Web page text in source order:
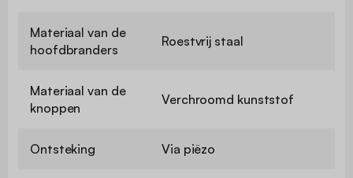
Materiaal van de
hoofdbranders
Roestvrij staal
Materiaal van de
knoppen
Verchroomd kunststof
Ontsteking Via piëzo